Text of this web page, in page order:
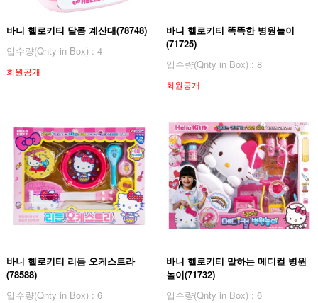
바니 헬로키티 달콤 계산대(78748)
입수량(Qnty in Box) : 4
회원공개
바니 헬로키티 똑똑한 병원놀이
(71725)
입수량(Qnty in Box) : 8
회원공개
바니 헬로키티 리듬 오케스트라
(78588)
입수량(Qnty in Box) : 6
바니 헬로키티 말하는 메디컬 병원
놀이(71732)
입수량(Qnty in Box) : 6